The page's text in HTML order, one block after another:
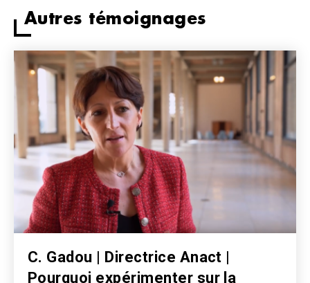
Autres témoignages
Image
C. Gadou | Directrice Anact |
Pourquoi expérimenter sur la